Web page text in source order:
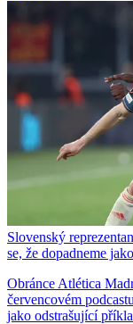
Slovenský
se, že dopadneme
Obránce Atlética
červencovém
jako odstrašující